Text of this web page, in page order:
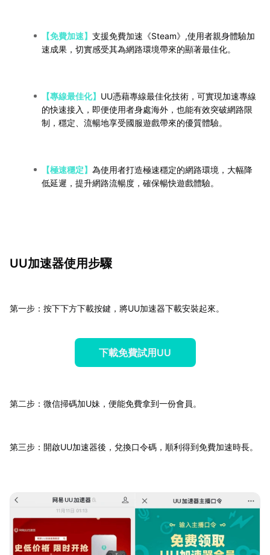
【免費加速】 支援免費加速《Steam》,使用者親身體驗加
速成果，切實感受其為網路環境帶來的顯著最佳化。
【專線最佳化】 UU憑藉專線最佳化技術，可實現加速專線
的快速接入，即便使用者身處海外，也能有效突破網路限
制，穩定、流暢地享受國服遊戲帶來的優質體驗。
【極速穩定】 為使用者打造極速穩定的網路環境，大幅降
低延遲，提升網路流暢度，確保暢快遊戲體驗。
UU加速器使用步驟
第一步：按下下方下載按鍵，將UU加速器下載安裝起來。
下載免費試用UU
第二步：微信掃碼加U妹，便能免費拿到一份會員。
第三步：開啟UU加速器後，兌換口令碼，順利得到免費加速時長。